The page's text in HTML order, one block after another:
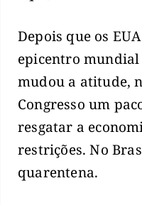
Depois que os
epicentro
mudou a atitude,
Congresso um
resgatar a
restrições. No
quarentena.